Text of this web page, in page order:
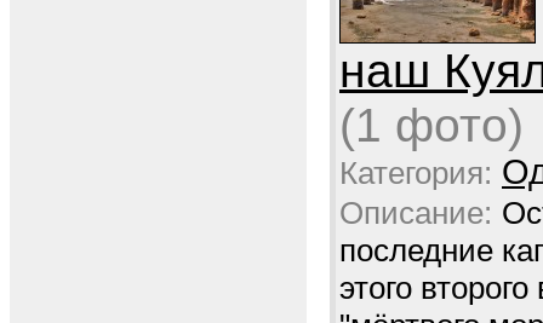
наш
(1 фото)
Категория:
Описание:
последние
этого